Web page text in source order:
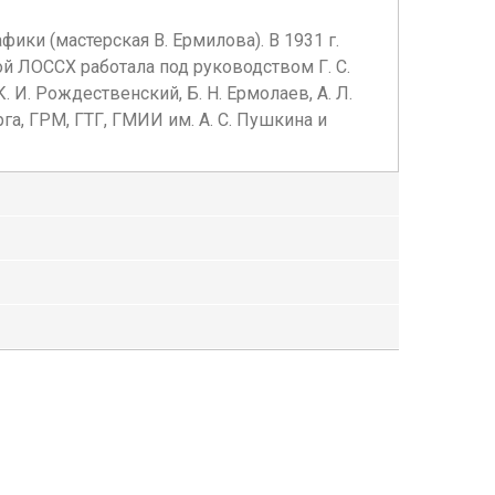
(мастерская В. Ермилова). В 1931 г.
ЛОССХ работала под руководством Г. С.
И. Рождественский, Б. Н. Ермолаев, А. Л.
ГРМ, ГТГ, ГМИИ им. А. С. Пушкина и